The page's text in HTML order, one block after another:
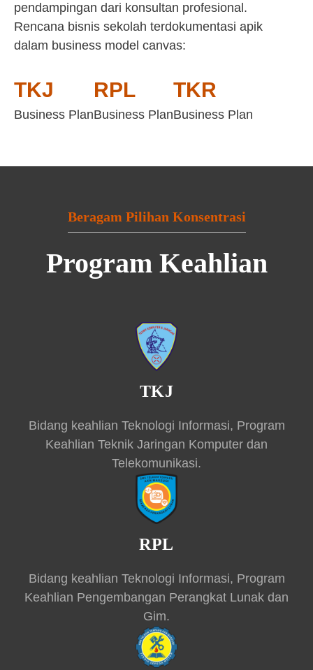
pendampingan dari konsultan profesional.
Rencana bisnis sekolah terdokumentasi apik
dalam business model canvas:
TKJ
Business Plan
RPL
Business Plan
TKR
Business Plan
Beragam Pilihan Konsentrasi
Program Keahlian
TKJ
Bidang keahlian Teknologi Informasi, Program
Keahlian Teknik Jaringan Komputer dan
Telekomunikasi.
RPL
Bidang keahlian Teknologi Informasi, Program
Keahlian Pengembangan Perangkat Lunak dan
Gim.